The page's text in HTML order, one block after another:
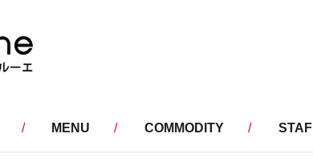
MENU COMMODITY